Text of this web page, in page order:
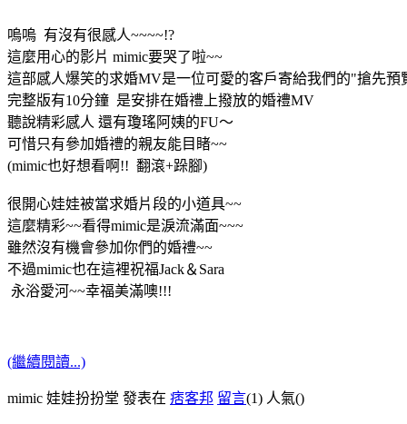
嗚嗚 有沒有很感人~~~~!?
這麼用心的影片 mimic要哭了啦~~
這部感人爆笑的求婚MV是一位可愛的客戶寄給我們的"搶先預
完整版有10分鐘 是安排在婚禮上撥放的婚禮MV
聽說精彩感人 還有瓊瑤阿姨的FU～
可惜只有參加婚禮的親友能目睹~~
(mimic也好想看啊!! 翻滾+跺腳)
很開心娃娃被當求婚片段的小道具~~
這麼精彩~~看得mimic是淚流滿面~~~
雖然沒有機會參加你們的婚禮~~
不過mimic也在這裡祝福Jack＆Sara
永浴愛河~~幸福美滿噢!!!
(繼續閱讀...)
mimic 娃娃扮扮堂 發表在 痞客邦 留言(1) 人氣()